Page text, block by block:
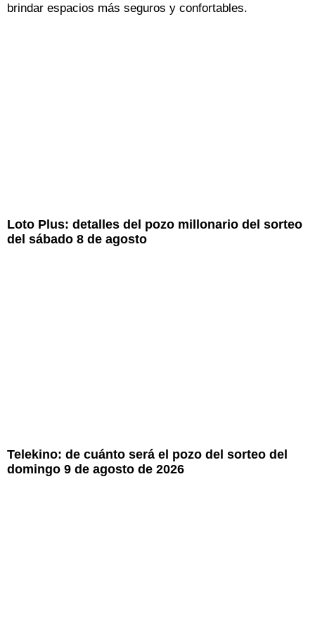
brindar espacios más seguros y confortables.
Loto Plus: detalles del pozo millonario del sorteo
del sábado 8 de agosto
Telekino: de cuánto será el pozo del sorteo del
domingo 9 de agosto de 2026